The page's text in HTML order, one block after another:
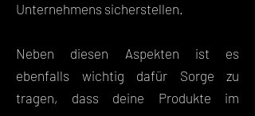
Unternehmens sicherstellen.
Neben diesen Aspekten ist es
ebenfalls wichtig dafür Sorge zu
tragen, dass deine Produkte im